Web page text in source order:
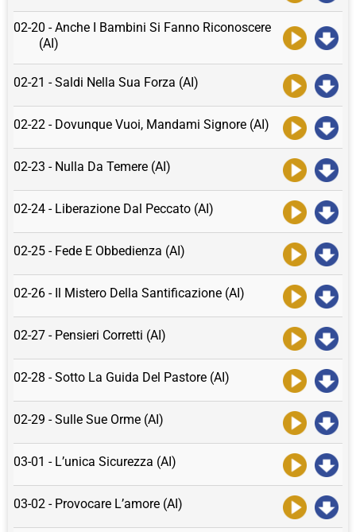
02-20 - Anche I Bambini Si Fanno Riconoscere
(AI)
02-21 - Saldi Nella Sua Forza (AI)
02-22 - Dovunque Vuoi, Mandami Signore (AI)
02-23 - Nulla Da Temere (AI)
02-24 - Liberazione Dal Peccato (AI)
02-25 - Fede E Obbedienza (AI)
02-26 - Il Mistero Della Santificazione (AI)
02-27 - Pensieri Corretti (AI)
02-28 - Sotto La Guida Del Pastore (AI)
02-29 - Sulle Sue Orme (AI)
03-01 - L’unica Sicurezza (AI)
03-02 - Provocare L’amore (AI)